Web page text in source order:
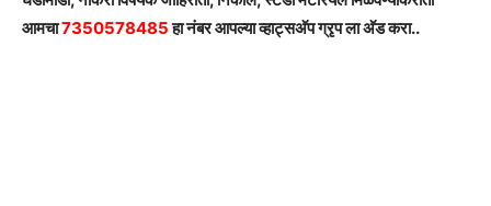
आमचा7350578485हा नंबर आपल्या व्हाट्सअ‍ॅप ग्रृप ला अ‍ॅड करा..